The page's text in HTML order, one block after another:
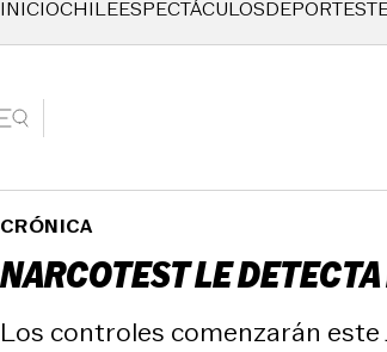
INICIOCHILEESPECTÁCULOSDEPORTES
CRÓNICA
NARCOTEST LE
Los controles comenzarán